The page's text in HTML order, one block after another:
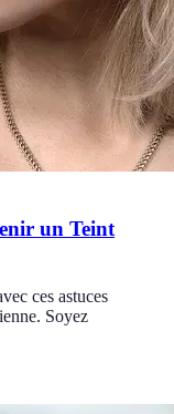
un Teint
ces astuces
Soyez